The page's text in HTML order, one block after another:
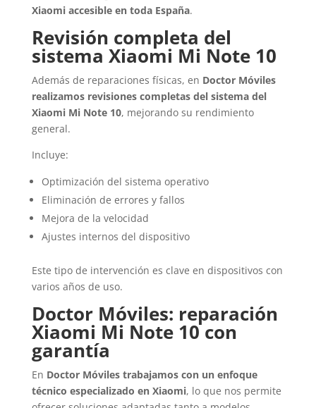
Xiaomi accesible en toda España.
Revisión completa del
sistema Xiaomi Mi Note 10
Además de reparaciones físicas, en Doctor Móviles
realizamos revisiones completas del sistema del
Xiaomi Mi Note 10, mejorando su rendimiento
general.
Incluye:
Optimización del sistema operativo
Eliminación de errores y fallos
Mejora de la velocidad
Ajustes internos del dispositivo
Este tipo de intervención es clave en dispositivos con
varios años de uso.
Doctor Móviles: reparación
Xiaomi Mi Note 10 con
garantía
En Doctor Móviles trabajamos con un enfoque
técnico especializado en Xiaomi, lo que nos permite